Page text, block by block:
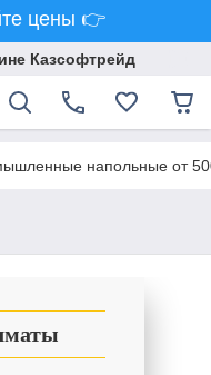
цены 👉
Казсофтрейд
напольные от